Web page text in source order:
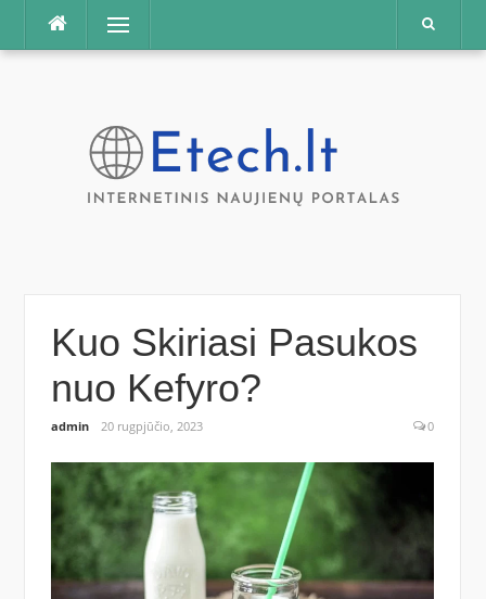
Praleisti
Meniu
Kuo Skiriasi Pasukos
nuo Kefyro?
admin 20 rugpjūčio, 2023 0